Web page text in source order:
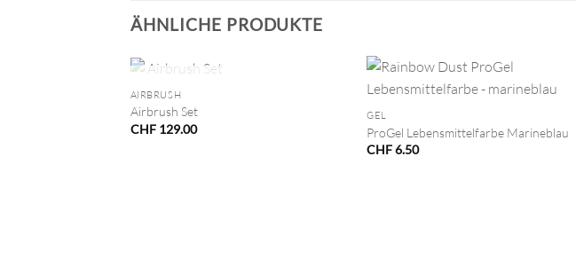
ÄHNLICHE PRODUKTE
+
AIRBRUSH
Airbrush Set
CHF129.00
GEL
ProGel Lebensmittelfarbe Marineblau
CHF6.50